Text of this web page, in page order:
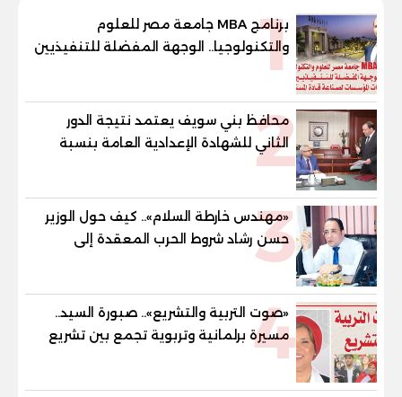
1
برنامج MBA جامعة مصر للعلوم
والتكنولوجيا.. الوجهة المفضلة للتنفيذيين
وقيادات المؤسسات لصناعة قادة
2
محافظ بني سويف يعتمد نتيجة الدور
الثاني للشهادة الإعدادية العامة بنسبة
والنور للمكفوفين
3
«مهندس خارطة السلام».. كيف حول الوزير
حسن رشاد شروط الحرب المعقدة إلى
"خارطة طريق" للانسحاب والإعمار؟
4
«صوت التربية والتشريع».. صبورة السيد..
مسيرة برلمانية وتربوية تجمع بين تشريع
القوانين وصناعة الأجيال لبناء الإنسان